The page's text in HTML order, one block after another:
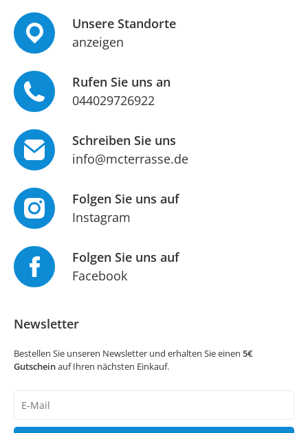
Unsere Standorte
anzeigen
Rufen Sie uns an
044029726922
Schreiben Sie uns
info@mcterrasse.de
Folgen Sie uns auf
Instagram
Folgen Sie uns auf
Facebook
Newsletter
Bestellen Sie unseren Newsletter und erhalten Sie einen 5€
Gutscheinauf Ihren nächsten Einkauf.
Honig